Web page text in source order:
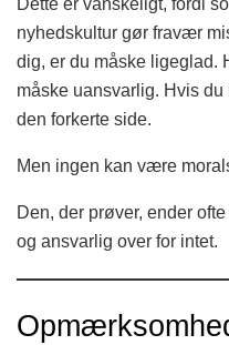
Dette er vanskeligt, fordi
nyhedskultur gør fravær
dig, er du måske ligeglad.
måske uansvarlig. Hvis
den forkerte side.
Men ingen kan være
Den, der prøver, ender
og ansvarlig over for intet.